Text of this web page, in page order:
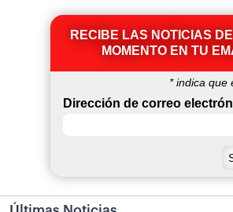
RECIBE LAS NOTICIAS
MOMENTO EN TU
*indica que
Dirección de correo